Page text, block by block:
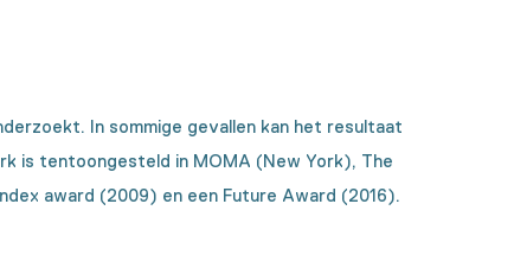
In sommige gevallen kan het resultaat
is tentoongesteld in MOMA (New York), The
award (2009) en een Future Award (2016).